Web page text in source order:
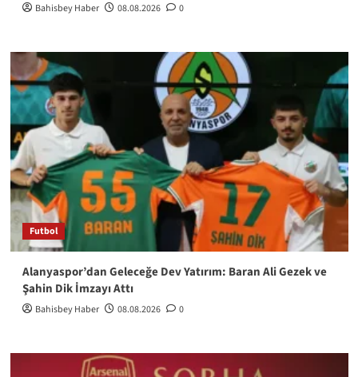
Bahisbey Haber 08.08.2026 0
Futbol
Alanyaspor’dan Geleceğe Dev Yatırım: Baran Ali Gezek ve
Şahin Dik İmzayı Attı
Bahisbey Haber 08.08.2026 0